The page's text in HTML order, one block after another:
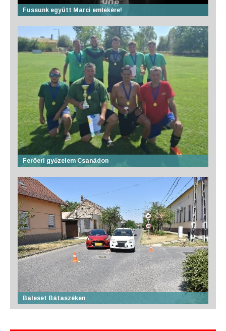
Fussunk együtt Marci emlékére!
Feröeri győzelem Csanádon
Baleset Bátaszéken